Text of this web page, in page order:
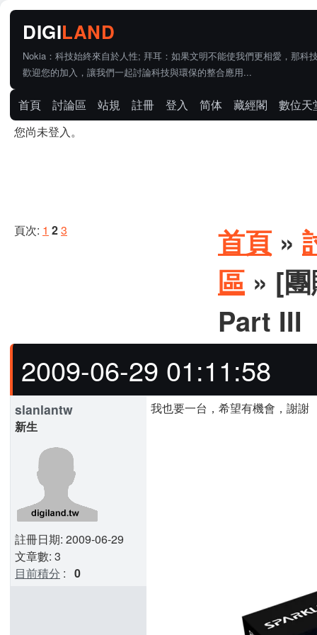
Nokia：科技始終來自於人性; 拜耳：如果文明不能使我們更相愛，那科
歡迎您的加入，讓我們一起討論科技與環保的整合應用...
首頁 討論區 站規 註冊 登入 简体 藏經閣
數位天
您尚未登入。
頁次: 1 23 首頁 »
區 » [
Part III
2009-06-29 01:11:58
slanlantw
新生
註冊日期: 2009-06-29
文章數: 3
目前積分 : 0
我也要一台，希望有機會，謝謝